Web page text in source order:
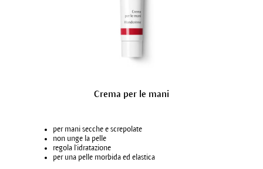
Crema per le mani
per mani secche e screpolate
non unge la pelle
regola l’idratazione
per una pelle morbida ed elastica